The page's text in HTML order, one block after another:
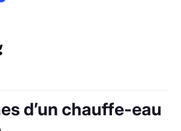
d’un chauffe-eau